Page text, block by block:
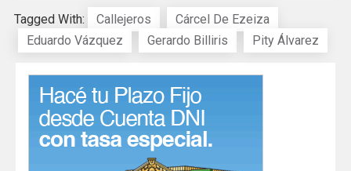
Tagged With: Callejeros
Cárcel De Ezeiza
Eduardo Vázquez
Gerardo Billiris Pity Álvarez